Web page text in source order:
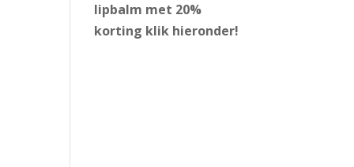
lipbalm met 20%
korting klik hieronder!